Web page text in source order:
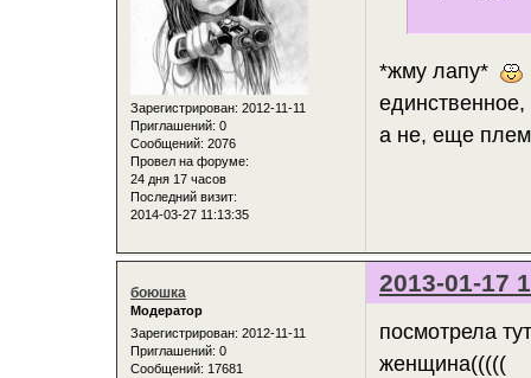
Зарегистрирован: 2012-11-11
Приглашений: 0
Сообщений: 2076
Провел на форуме:
24 дня 17 часов
Последний визит:
2014-03-27 11:13:35
*жму лапу*
а не, еще
2013-01-17
боюшка
Модератор
Зарегистрирован: 2012-11-11
Приглашений: 0
Сообщений: 17681
посмотрела
женщина(((((